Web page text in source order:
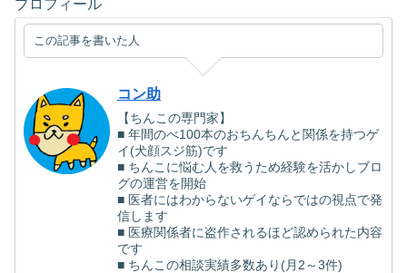
プロフィール
この記事を書いた人
コン助
【ちんこの専門家】
■ 年間のべ100本のおちんちんと関係を持つゲ
イ(犬顔スジ筋)です
■ ちんこに悩む人を救うため経験を活かしブロ
グの運営を開始
■ 医者にはわからないゲイならではの視点で発
信します
■ 医療関係者に盗作されるほど認められた内容
です
■ ちんこの相談実績多数あり(月2～3件)